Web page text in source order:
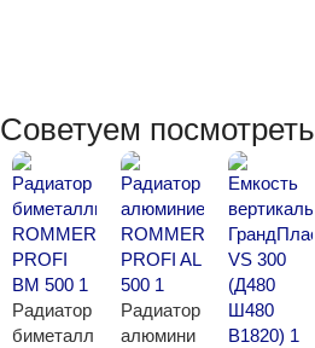
Советуем посмотреть
Радиатор
биметалл
Радиатор
алюмини